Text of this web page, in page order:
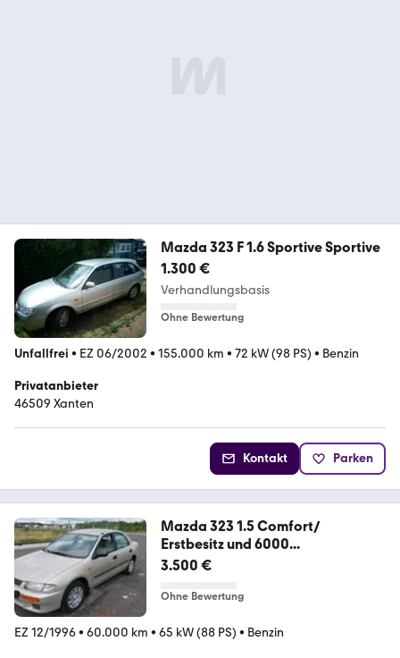
Mazda 323 F 1.6 Sportive Sportive
1.300 €
Verhandlungsbasis
Ohne Bewertung
Unfallfrei • EZ 06/2002 • 155.000 km • 72 kW (98 PS) • Benzin
Privatanbieter
46509 Xanten
Kontakt Parken
Mazda 323 1.5 Comfort/
Erstbesitz und 6000...
3.500 €
Ohne Bewertung
EZ 12/1996• 60.000 km • 65 kW (88 PS) • Benzin